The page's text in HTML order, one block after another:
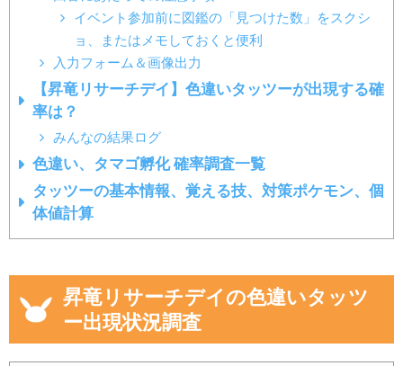
イベント参加前に図鑑の「見つけた数」をスクシ
ョ、またはメモしておくと便利
入力フォーム＆画像出力
【昇竜リサーチデイ】色違いタッツーが出現する確
率は？
みんなの結果ログ
色違い、タマゴ孵化 確率調査一覧
タッツーの基本情報、覚える技、対策ポケモン、個
体値計算
昇竜リサーチデイの色違いタッツ
ー出現状況調査